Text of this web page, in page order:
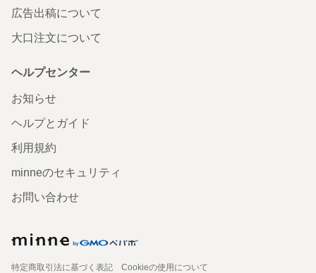
広告出稿について
大口注文について
ヘルプセンター
お知らせ
ヘルプとガイド
利用規約
minneのセキュリティ
お問い合わせ
特定商取引法に基づく表記
Cookieの使用について